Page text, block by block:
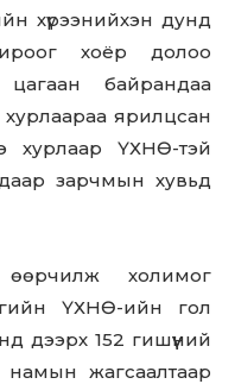
хүрээнийхэн дунд
хоёр долоо
байрандаа
ярилцсан
хурлаар ҮХНӨ-тэй
зарчмын хувьд
өөрчилж холимог
ҮХНӨ-ийн гол
дээрх 152 гишүүний
жагсаалтаар